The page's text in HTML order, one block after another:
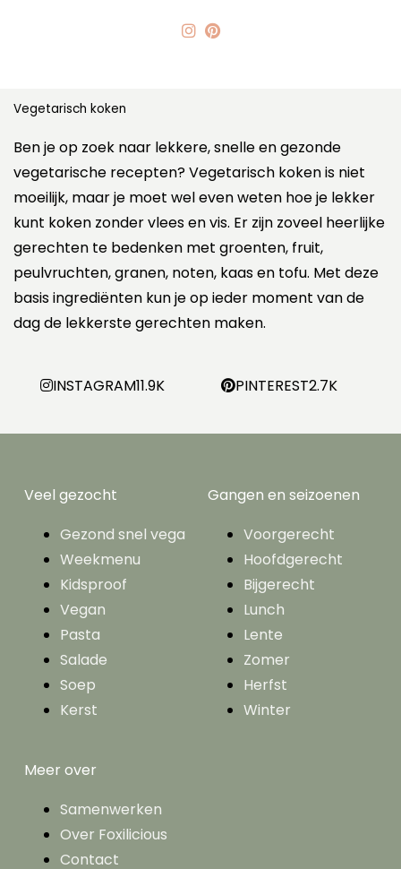
Vegetarisch koken
Ben je op zoek naar lekkere, snelle en gezonde
vegetarische recepten? Vegetarisch koken is niet
moeilijk, maar je moet wel even weten hoe je lekker
kunt koken zonder vlees en vis. Er zijn zoveel heerlijke
gerechten te bedenken met groenten, fruit,
peulvruchten, granen, noten, kaas en tofu. Met deze
basis ingrediënten kun je op ieder moment van de
dag de lekkerste gerechten maken.
INSTAGRAM11.9K PINTEREST2.7K
Veel gezocht
Gezond snel vega
Weekmenu
Kidsproof
Vegan
Pasta
Salade
Soep
Kerst
Gangen en seizoenen
Voorgerecht
Hoofdgerecht
Bijgerecht
Lunch
Lente
Zomer
Herfst
Winter
Meer over
Samenwerken
Over Foxilicious
Contact